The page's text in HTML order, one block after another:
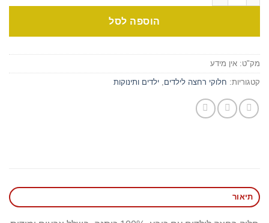
הוספה לסל
מק"ט: אין מידע
קטגוריות: חלוקי רחצה לילדים ילדים ותינוקות
תיאור